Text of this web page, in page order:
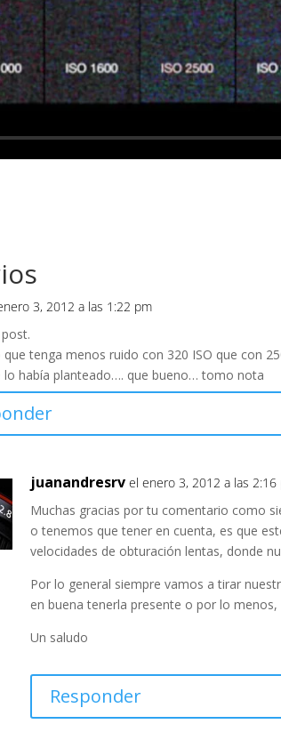
3, 2012 a las 1:22 pm
que tenga menos ruido con 320 ISO que con
lo había planteado…. que bueno… tomo nota
juanandresrv el enero 3, 2012 a las 2:16
Muchas gracias por tu comentario como
o tenemos que tener en cuenta, es que
velocidades de obturación lentas, donde
Por lo general siempre vamos a tirar
en buena tenerla presente o por lo
Un saludo
Responder